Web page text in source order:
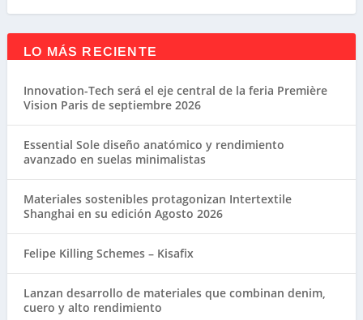
LO MÁS RECIENTE
Innovation-Tech será el eje central de la feria Première
Vision Paris de septiembre 2026
Essential Sole diseño anatómico y rendimiento
avanzado en suelas minimalistas
Materiales sostenibles protagonizan Intertextile
Shanghai en su edición Agosto 2026
Felipe Killing Schemes – Kisafix
Lanzan desarrollo de materiales que combinan denim,
cuero y alto rendimiento